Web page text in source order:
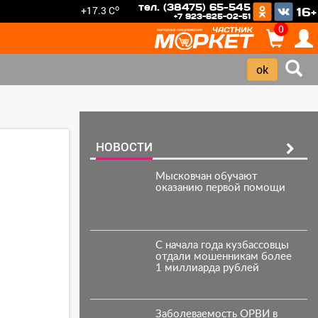
+17.3 Co тел. (38475) 65-545
+7 923-625-02-51 16+
0
НОВОСТИ
Мысковчан обучают
оказанию первой помощи
С начала года кузбассовцы
отдали мошенникам более
1 миллиарда рублей
Заболеваемость ОРВИ в